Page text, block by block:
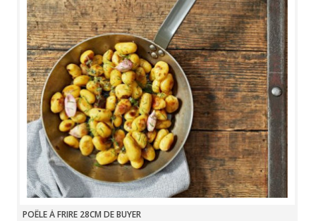
POÊLE À FRIRE 28CM DE BUYER